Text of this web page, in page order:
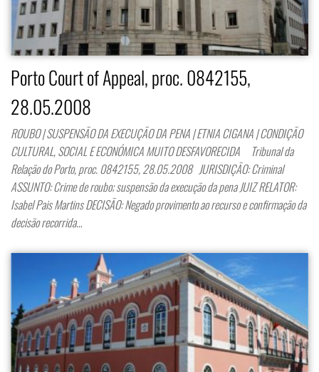
Porto Court of Appeal, proc. 0842155,
28.05.2008
ROUBO | SUSPENSÃO DA EXECUÇÃO DA PENA | ETNIA CIGANA | CONDIÇÃO
CULTURAL, SOCIAL E ECONÓMICA MUITO DESFAVORECIDA Tribunal da
Relação do Porto, proc. 0842155, 28.05.2008 JURISDIÇÃO: Criminal
ASSUNTO: Crime de roubo; suspensão da execução da pena JUIZ RELATOR:
Isabel Pais Martins DECISÃO: Negado provimento ao recurso e confirmação da
decisão recorrida…